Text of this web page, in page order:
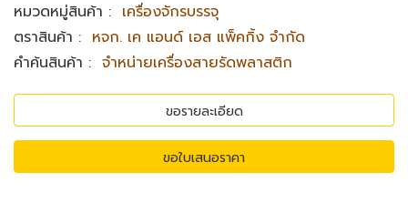
หมวดหมู่สินค้า : เครื่องจักรบรรจุ
ตราสินค้า : ​หจก. เค แอนด์ เอส แพ็คกิ้ง จำกัด
คำค้นสินค้า : จำหน่ายเครื่องสายรัดพลาสติก
ขอรายละเอียด
ขอใบเสนอราคา